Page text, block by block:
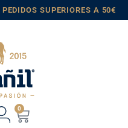
SUPERIORES A 50€
0